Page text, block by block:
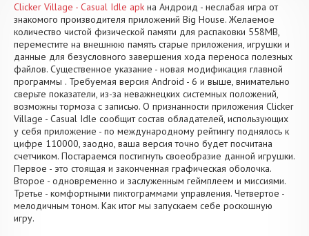
Clicker Village - Casual Idle apk на Андроид - неслабая игра от
знакомого производителя приложений Big House. Желаемое
количество чистой физической памяти для распаковки 558MB,
переместите на внешнюю память старые приложения, игрушки и
данные для безусловного завершения хода переноса полезных
файлов. Существенное указание - новая модификация главной
программы . Требуемая версия Android - 6 и выше, внимательно
сверьте показатели, из-за неважнецких системных положений,
возможны тормоза с записью. О признанности приложения Clicker
Village - Casual Idle сообщит состав обладателей, использующих
у себя приложение - по международному рейтингу поднялось к
цифре 110000, заодно, ваша версия точно будет посчитана
счетчиком. Постараемся постигнуть своеобразие данной игрушки.
Первое - это стоящая и законченная графическая оболочка.
Второе - одновременно и заслуженным геймплеем и миссиями.
Третье - комфортными пиктограммами управления. Четвертое -
мелодичным тоном. Как итог мы запускаем себе роскошную
игру.